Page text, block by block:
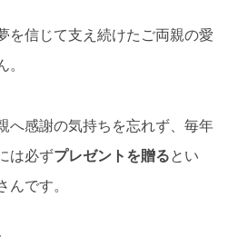
を信じて支え続けたご両親の愛
へ感謝の気持ちを忘れず、毎年
は必ずプレゼントを贈るとい
です。